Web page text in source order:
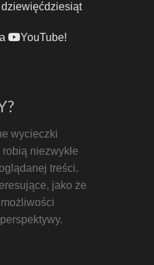
YouTube!
wycieczki
niezwykłe
treści.
jako że